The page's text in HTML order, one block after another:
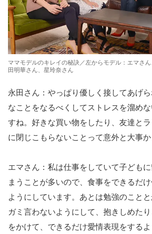
ママモデルのキレイの秘訣／左からモデル：エマさ
田明華さん、星玲奈さん
永田さん：やっぱり優しく接してあげ
なことをなるべくしてストレスを溜め
すね。好きな買い物をしたり、友達と
に閉じこもらないことって意外と大事か
エマさん：私は仕事をしていて子ども
まうことが多いので、食事をできるだ
ようにしています。あとは勉強のこと
ガミ言わないようにして、抱きしめた
をかけて、できるだけ愛情表現をする